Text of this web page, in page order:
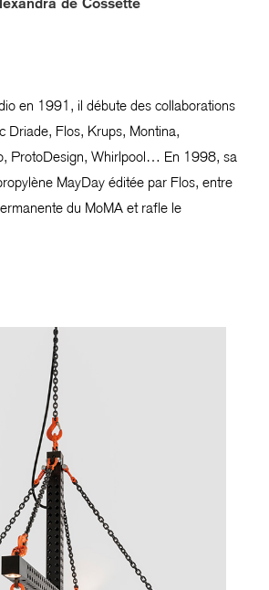
en 1991, il débute des collaborations
Driade, Flos, Krups, Montina,
ProtoDesign, Whirlpool… En 1998, sa
MayDay éditée par Flos, entre
du MoMA et rafle le